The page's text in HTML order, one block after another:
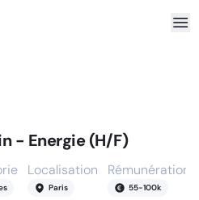
- Energie (H/F)
Localisation
Paris
Rémunération
55-100k